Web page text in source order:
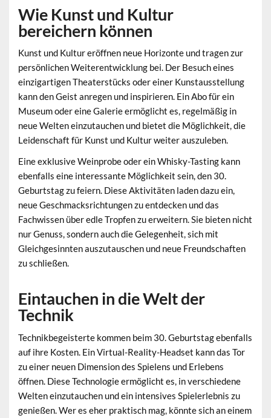
Wie Kunst und Kultur
bereichern können
Kunst und Kultur eröffnen neue Horizonte und tragen zur
persönlichen Weiterentwicklung bei. Der Besuch eines
einzigartigen Theaterstücks oder einer Kunstausstellung
kann den Geist anregen und inspirieren. Ein Abo für ein
Museum oder eine Galerie ermöglicht es, regelmäßig in
neue Welten einzutauchen und bietet die Möglichkeit, die
Leidenschaft für Kunst und Kultur weiter auszuleben.
Eine exklusive Weinprobe oder ein Whisky-Tasting kann
ebenfalls eine interessante Möglichkeit sein, den 30.
Geburtstag zu feiern. Diese Aktivitäten laden dazu ein,
neue Geschmacksrichtungen zu entdecken und das
Fachwissen über edle Tropfen zu erweitern. Sie bieten nicht
nur Genuss, sondern auch die Gelegenheit, sich mit
Gleichgesinnten auszutauschen und neue Freundschaften
zu schließen.
Eintauchen in die Welt der
Technik
Technikbegeisterte kommen beim 30. Geburtstag ebenfalls
auf ihre Kosten. Ein Virtual-Reality-Headset kann das Tor
zu einer neuen Dimension des Spielens und Erlebens
öffnen. Diese Technologie ermöglicht es, in verschiedene
Welten einzutauchen und ein intensives Spielerlebnis zu
genießen. Wer es eher praktisch mag, könnte sich an einem